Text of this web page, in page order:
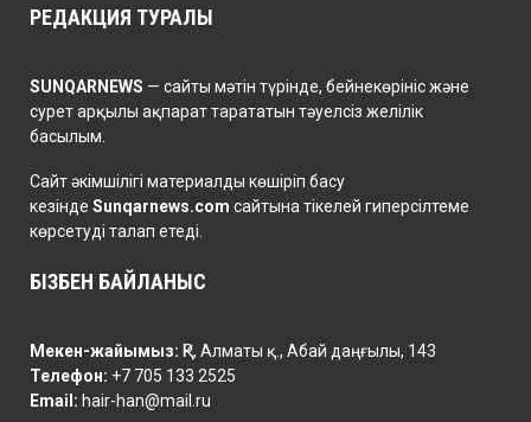
РЕДАКЦИЯ ТУРАЛЫ
SUNQARNEWS — сайты мәтін түрінде, бейнекөрініс және
сурет арқылы ақпарат тарататын тәуелсіз желілік
басылым.
Сайт әкімшілігі материалды көшіріп басу
кезінде Sunqarnews.com сайтына тікелей гиперсілтеме
көрсетуді талап етеді.
БІЗБЕН БАЙЛАНЫС
Мекен-жайымыз: ҚР, Алматы қ., Абай даңғылы, 143
Телефон: +7 705 133 2525
Email: hair-han@mail.ru